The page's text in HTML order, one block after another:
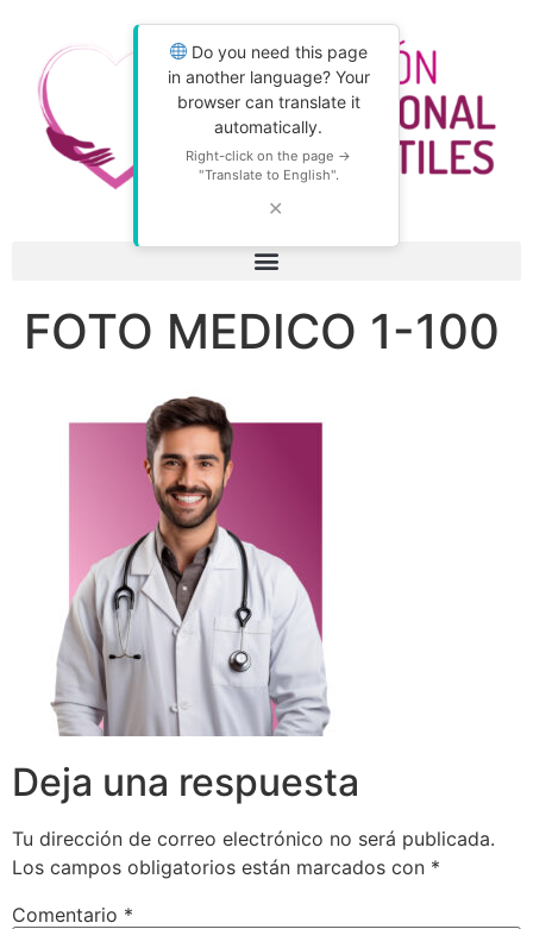
Do you need this page
in another language? Your
browser can translate it
automatically.
Right-click on the page →
"Translate to English".
✕
FOTO MEDICO 1-100
Deja una respuesta
Tu dirección de correo electrónico no será publicada.
Los campos obligatorios están marcados con *
Comentario *